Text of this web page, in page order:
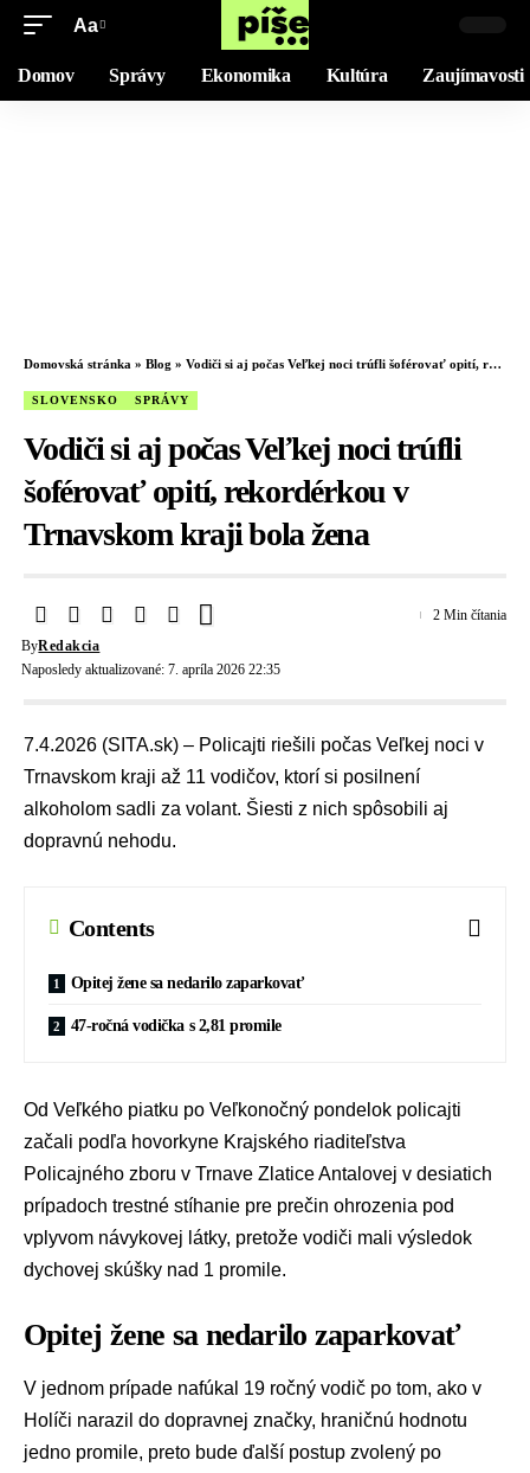
Aa
Domov Správy Ekonomika Kultúra Zaujímavosti
Domovská stránka » Blog » Vodiči si aj počas Veľkej noci trúfli šoférovať opití, rekordérkou v Trnavskom kraji bola žena
SLOVENSKO SPRÁVY
Vodiči si aj počas Veľkej noci trúfli
šoférovať opití, rekordérkou v
Trnavskom kraji bola žena
Naposledy aktualizované: 7. apríla 2026 22:35
ByRedakcia
2 Min čítania
7.4.2026 (SITA.sk) – Policajti riešili počas Veľkej noci v
Trnavskom kraji až 11 vodičov, ktorí si posilnení
alkoholom sadli za volant. Šiesti z nich spôsobili aj
dopravnú nehodu.
Contents
Opitej žene sa nedarilo zaparkovať
47-ročná vodička s 2,81 promile
Od Veľkého piatku po Veľkonočný pondelok policajti
začali podľa hovorkyne Krajského riaditeľstva
Policajného zboru v Trnave Zlatice Antalovej v desiatich
prípadoch trestné stíhanie pre prečin ohrozenia pod
vplyvom návykovej látky, pretože vodiči mali výsledok
dychovej skúšky nad 1 promile.
Opitej žene sa nedarilo zaparkovať
V jednom prípade nafúkal 19 ročný vodič po tom, ako v
Holíči narazil do dopravnej značky, hraničnú hodnotu
jedno promile, preto bude ďalší postup zvolený po